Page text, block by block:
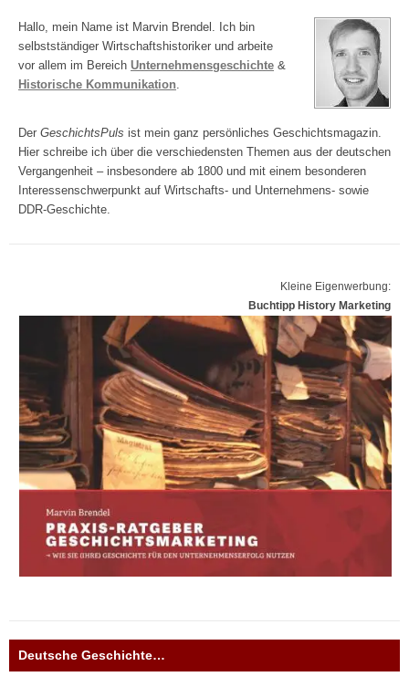
Hallo, mein Name ist Marvin Brendel. Ich bin
selbstständiger Wirtschaftshistoriker und arbeite
vor allem im Bereich Unternehmensgeschichte &
Historische Kommunikation
Der GeschichtsPuls ist mein ganz persönliches Geschichtsmagazin.
Hier schreibe ich über die verschiedensten Themen aus der deutschen
Vergangenheit – insbesondere ab 1800 und mit einem besonderen
Interessenschwerpunkt auf Wirtschafts- und Unternehmens- sowie
DDR-Geschichte.
Kleine Eigenwerbung:
Buchtipp History Marketing
Deutsche Geschichte…